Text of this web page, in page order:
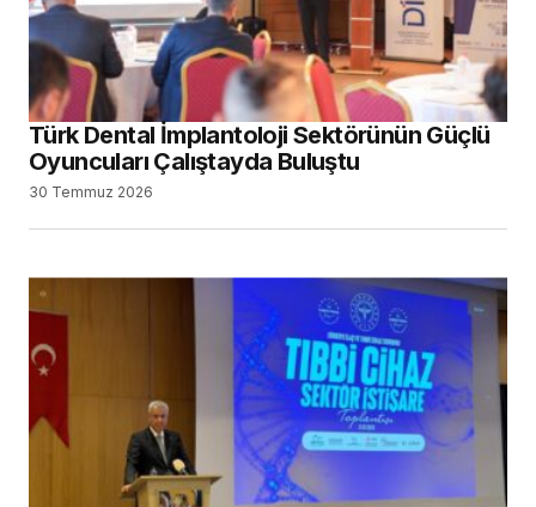
Türk Dental İmplantoloji Sektörünün Güçlü
Oyuncuları Çalıştayda Buluştu
30 Temmuz 2026